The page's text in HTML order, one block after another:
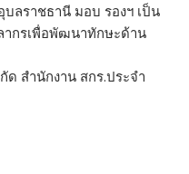
บลราชธานี มอบ รองฯ เป็น
ากรเพื่อพัฒนาทักษะด้าน
สำนักงาน สกร.ประจำ